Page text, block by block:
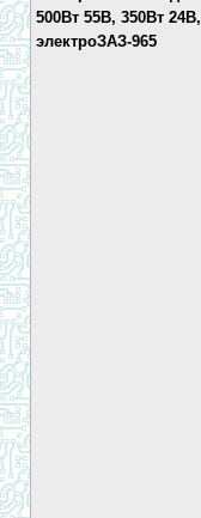
500Вт 55В, 350Вт 24В,
электроЗАЗ-965